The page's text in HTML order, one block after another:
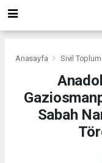
Anasayfa Sivil Toplum
Sabah